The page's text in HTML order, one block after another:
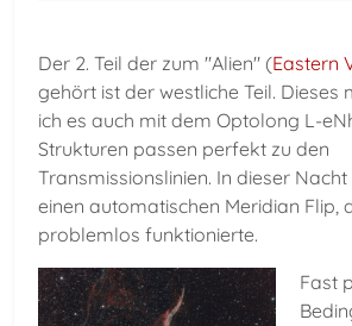
Der 2. Teil der zum "Alien" (Eastern
gehört ist der westliche Teil. Dieses
ich es auch mit dem Optolong L-
Strukturen passen perfekt zu den
Transmissionslinien. In dieser
einen automatischen Meridian Flip,
problemlos funktionierte.
Fast